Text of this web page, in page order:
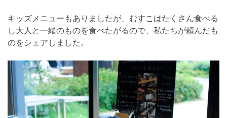
キッズメニューもありましたが、むすこはたくさん食べる
し大人と一緒のものを食べたがるので、私たちが頼んだも
のをシェアしました。